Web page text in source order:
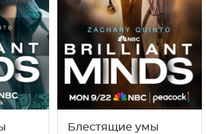
Блестящие умы